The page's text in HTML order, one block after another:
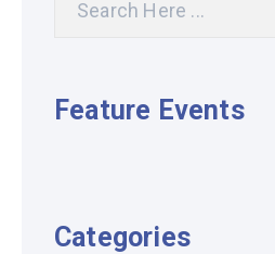
Feature Events
Categories